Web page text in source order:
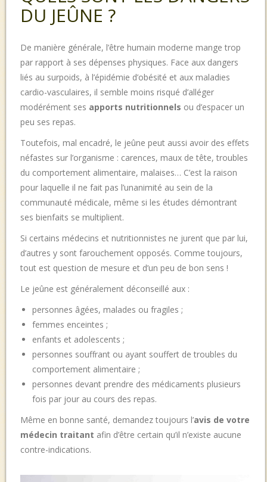
DU JEÛNE ?
De manière générale, l’être humain moderne mange trop
par rapport à ses dépenses physiques. Face aux dangers
liés au surpoids, à l’épidémie d’obésité et aux maladies
cardio-vasculaires, il semble moins risqué d’alléger
modérément ses apports nutritionnels ou d’espacer un
peu ses repas.
Toutefois, mal encadré, le jeûne peut aussi avoir des effets
néfastes sur l’organisme : carences, maux de tête, troubles
du comportement alimentaire, malaises… C’est la raison
pour laquelle il ne fait pas l’unanimité au sein de la
communauté médicale, même si les études démontrant
ses bienfaits se multiplient.
Si certains médecins et nutritionnistes ne jurent que par lui,
d’autres y sont farouchement opposés. Comme toujours,
tout est question de mesure et d’un peu de bon sens !
Le jeûne est généralement déconseillé aux :
personnes âgées, malades ou fragiles ;
femmes enceintes ;
enfants et adolescents ;
personnes souffrant ou ayant souffert de troubles du
comportement alimentaire ;
personnes devant prendre des médicaments plusieurs
fois par jour au cours des repas.
Même en bonne santé, demandez toujours l’avis de votre
médecin traitant afin d’être certain qu’il n’existe aucune
contre-indications.